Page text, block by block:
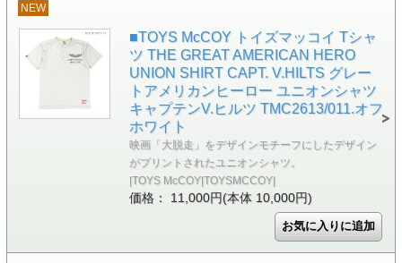
NEW
■TOYS McCOY トイズマッコイ Tシャ
ツ THE GREAT AMERICAN HERO
UNION SHIRT CAPT. V.HILTS グレー
トアメリカンヒーロー ユニオンシャツ
キャプテンV.ヒルツ TMC2613/011.オフ
ホワイト
映画「大脱走」をデザインモチーフにしたデザイン
がプリントされたユニオンシャツ。
|TOYS McCOY|TOYSMCCOY|
価格： 11,000円(本体 10,000円)